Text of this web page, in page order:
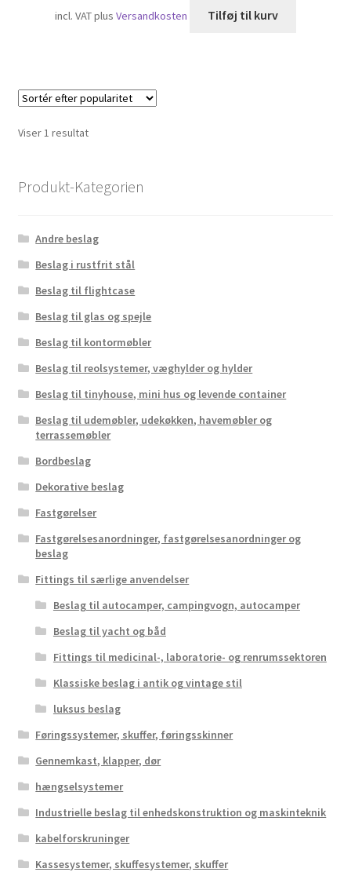
incl. VATplusVersandkosten Tilføj til kurv
Viser 1 resultat
Produkt-Kategorien
Andre beslag
Beslag i rustfrit stål
Beslag til flightcase
Beslag til glas og spejle
Beslag til kontormøbler
Beslag til reolsystemer, væghylder og hylder
Beslag til tinyhouse, mini hus og levende container
Beslag til udemøbler, udekøkken, havemøbler og
terrassemøbler
Bordbeslag
Dekorative beslag
Fastgørelser
Fastgørelsesanordninger, fastgørelsesanordninger og
beslag
Fittings til særlige anvendelser
Beslag til autocamper, campingvogn, autocamper
Beslag til yacht og båd
Fittings til medicinal-, laboratorie- og renrumssektoren
Klassiske beslag i antik og vintage stil
luksus beslag
Føringssystemer, skuffer, føringsskinner
Gennemkast, klapper, dør
hængselsystemer
Industrielle beslag til enhedskonstruktion og maskinteknik
kabelforskruninger
Kassesystemer, skuffesystemer, skuffer